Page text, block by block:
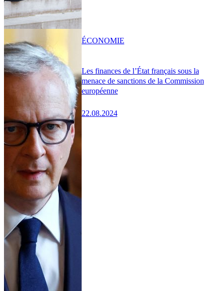
Les finances de l’État français sous la
menace de sanctions de la Commission
européenne
22.08.2024
ÉCONOMIE